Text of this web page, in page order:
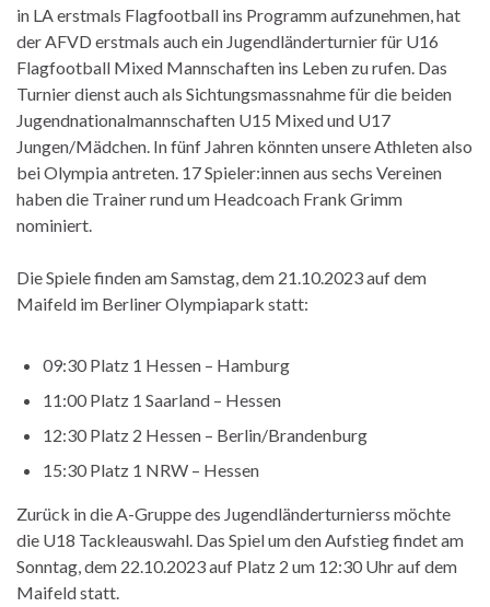
in LA erstmals Flagfootball ins Programm aufzunehmen, hat
der AFVD erstmals auch ein Jugendländerturnier für U16
Flagfootball Mixed Mannschaften ins Leben zu rufen. Das
Turnier dienst auch als Sichtungsmassnahme für die beiden
Jugendnationalmannschaften U15 Mixed und U17
Jungen/Mädchen. In fünf Jahren könnten unsere Athleten also
bei Olympia antreten. 17 Spieler:innen aus sechs Vereinen
haben die Trainer rund um Headcoach Frank Grimm
nominiert.
Die Spiele finden am Samstag, dem 21.10.2023 auf dem
Maifeld im Berliner Olympiapark statt:
09:30 Platz 1 Hessen – Hamburg
11:00 Platz 1 Saarland – Hessen
12:30 Platz 2 Hessen – Berlin/Brandenburg
15:30 Platz 1 NRW – Hessen
Zurück in die A-Gruppe des Jugendländerturnierss möchte
die U18 Tackleauswahl. Das Spiel um den Aufstieg findet am
Sonntag, dem 22.10.2023 auf Platz 2 um 12:30 Uhr auf dem
Maifeld statt.